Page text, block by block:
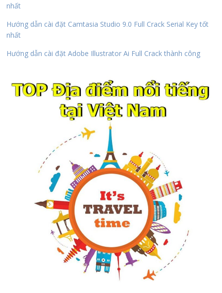
nhất
Hướng dẫn cài đặt Camtasia Studio 9.0 Full Crack Serial Key tốt
nhất
Hướng dẫn cài đặt Adobe Illustrator Ai Full Crack thành công